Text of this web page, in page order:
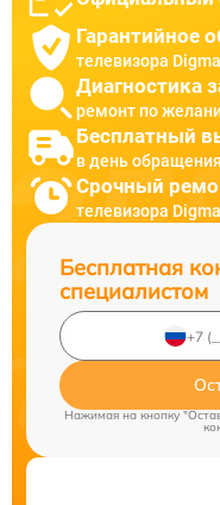
Гарантийное
телевизора
Диагностика
ремонт по
Бесплатный
в день обращения
Срочный
телевизора
Бесплатная
специалистом
Нажимая на кнопку